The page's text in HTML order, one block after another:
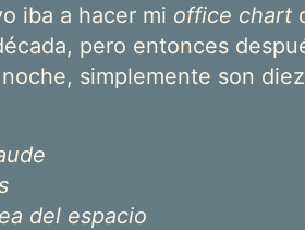
iba a hacer mi office chart
pero entonces
simplemente son
del espacio